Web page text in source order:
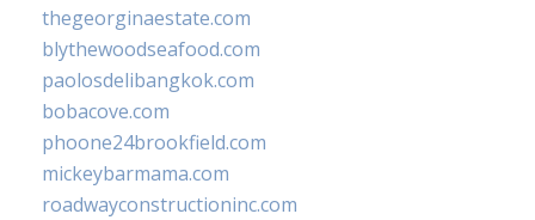
thegeorginaestate.com
blythewoodseafood.com
paolosdelibangkok.com
bobacove.com
phoone24brookfield.com
mickeybarmama.com
roadwayconstructioninc.com